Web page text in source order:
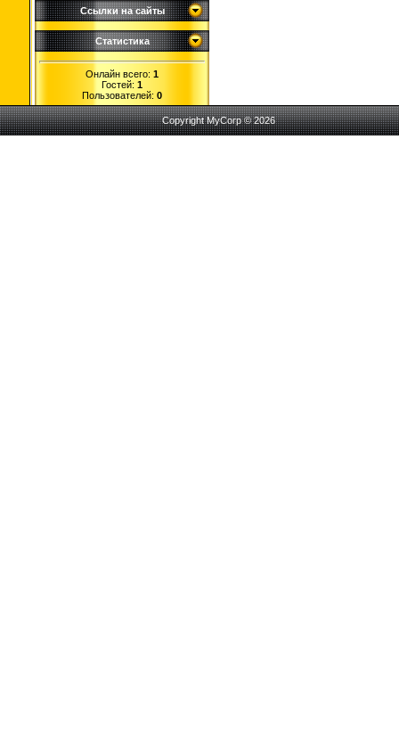
Ссылки на сайты
Статистика
Онлайн всего: 1
Гостей: 1
Пользователей: 0
Copyright MyCorp © 2026